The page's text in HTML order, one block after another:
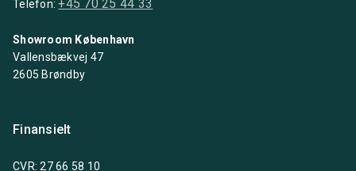
Telefon:+45 70 25 44 33
Showroom København
Vallensbækvej 47
2605 Brøndby
Finansielt
CVR: 27 66 58 10